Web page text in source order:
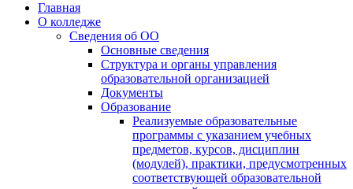
Главная
О колледже
Сведения об ОО
Основные сведения
Структура и органы управления
образовательной организацией
Документы
Образование
Реализуемые образовательные
программы с указанием учебных
предметов, курсов, дисциплин
(модулей), практики, предусмотренных
соответствующей образовательной